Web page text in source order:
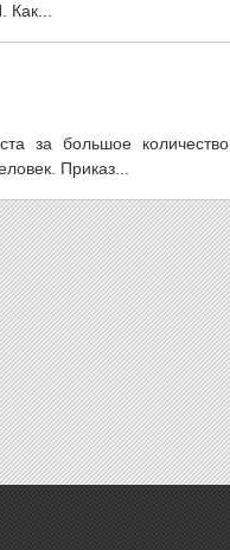
за большое количество
Приказ...